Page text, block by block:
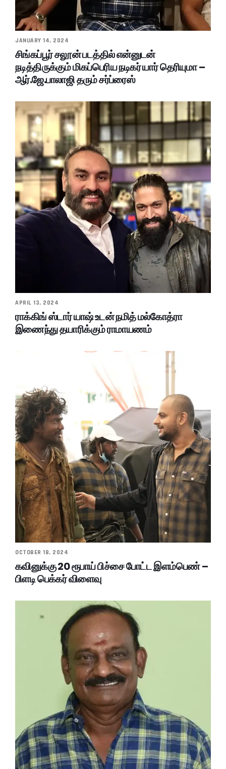
JANUARY 14, 2024
சிங்கப்பூர் சலூன் படத்தில் என்னுடன்
நடித்திருக்கும் மிகப்பெரிய நடிகர் யார் தெரியுமா –
ஆர்.ஜே.பாலாஜி தரும் சர்ப்ரைஸ்
APRIL 13, 2024
ராக்கிங் ஸ்டார் யாஷ் உடன் நமித் மல்கோத்ரா
இணைந்து தயாரிக்கும் ராமாயணம்
OCTOBER 18, 2024
கவினுக்கு 20 ரூபாய் பிச்சை போட்ட இளம்பெண் –
பிளடி பெக்கர் விளைவு